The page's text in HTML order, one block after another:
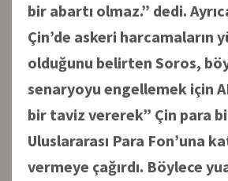
bir abartı olmaz.” dedi.
Çin’de askeri harcamaların
olduğunu belirten Soros,
senaryoyu engellemek için
bir taviz vererek” Çin para
Uluslararası Para Fon’una
vermeye çağırdı. Böylece